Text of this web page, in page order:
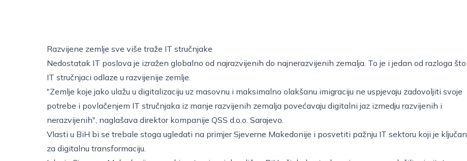
Razvijene zemlje sve više traže IT stručnjake
Nedostatak IT poslova je izražen globalno od najrazvijenih do najnerazvijenih zemalja. To je i jedan od razloga što
IT stručnjaci odlaze u razvijenije zemlje.
"Zemlje koje jako ulažu u digitalizaciju uz masovnu i maksimalno olakšanu imigraciju ne uspjevaju zadovoljiti svoje
potrebe i povlačenjem IT stručnjaka iz manje razvijenih zemalja povećavaju digitalni jaz izmedju razvijenih i
nerazvijenih", naglašava direktor kompanije QSS d.o.o. Sarajevo.
Vlasti u BiH bi se trebale stoga ugledati na primjer Sjeverne Makedonije i posvetiti pažnju IT sektoru koji je ključan
za digitalnu transformaciju.